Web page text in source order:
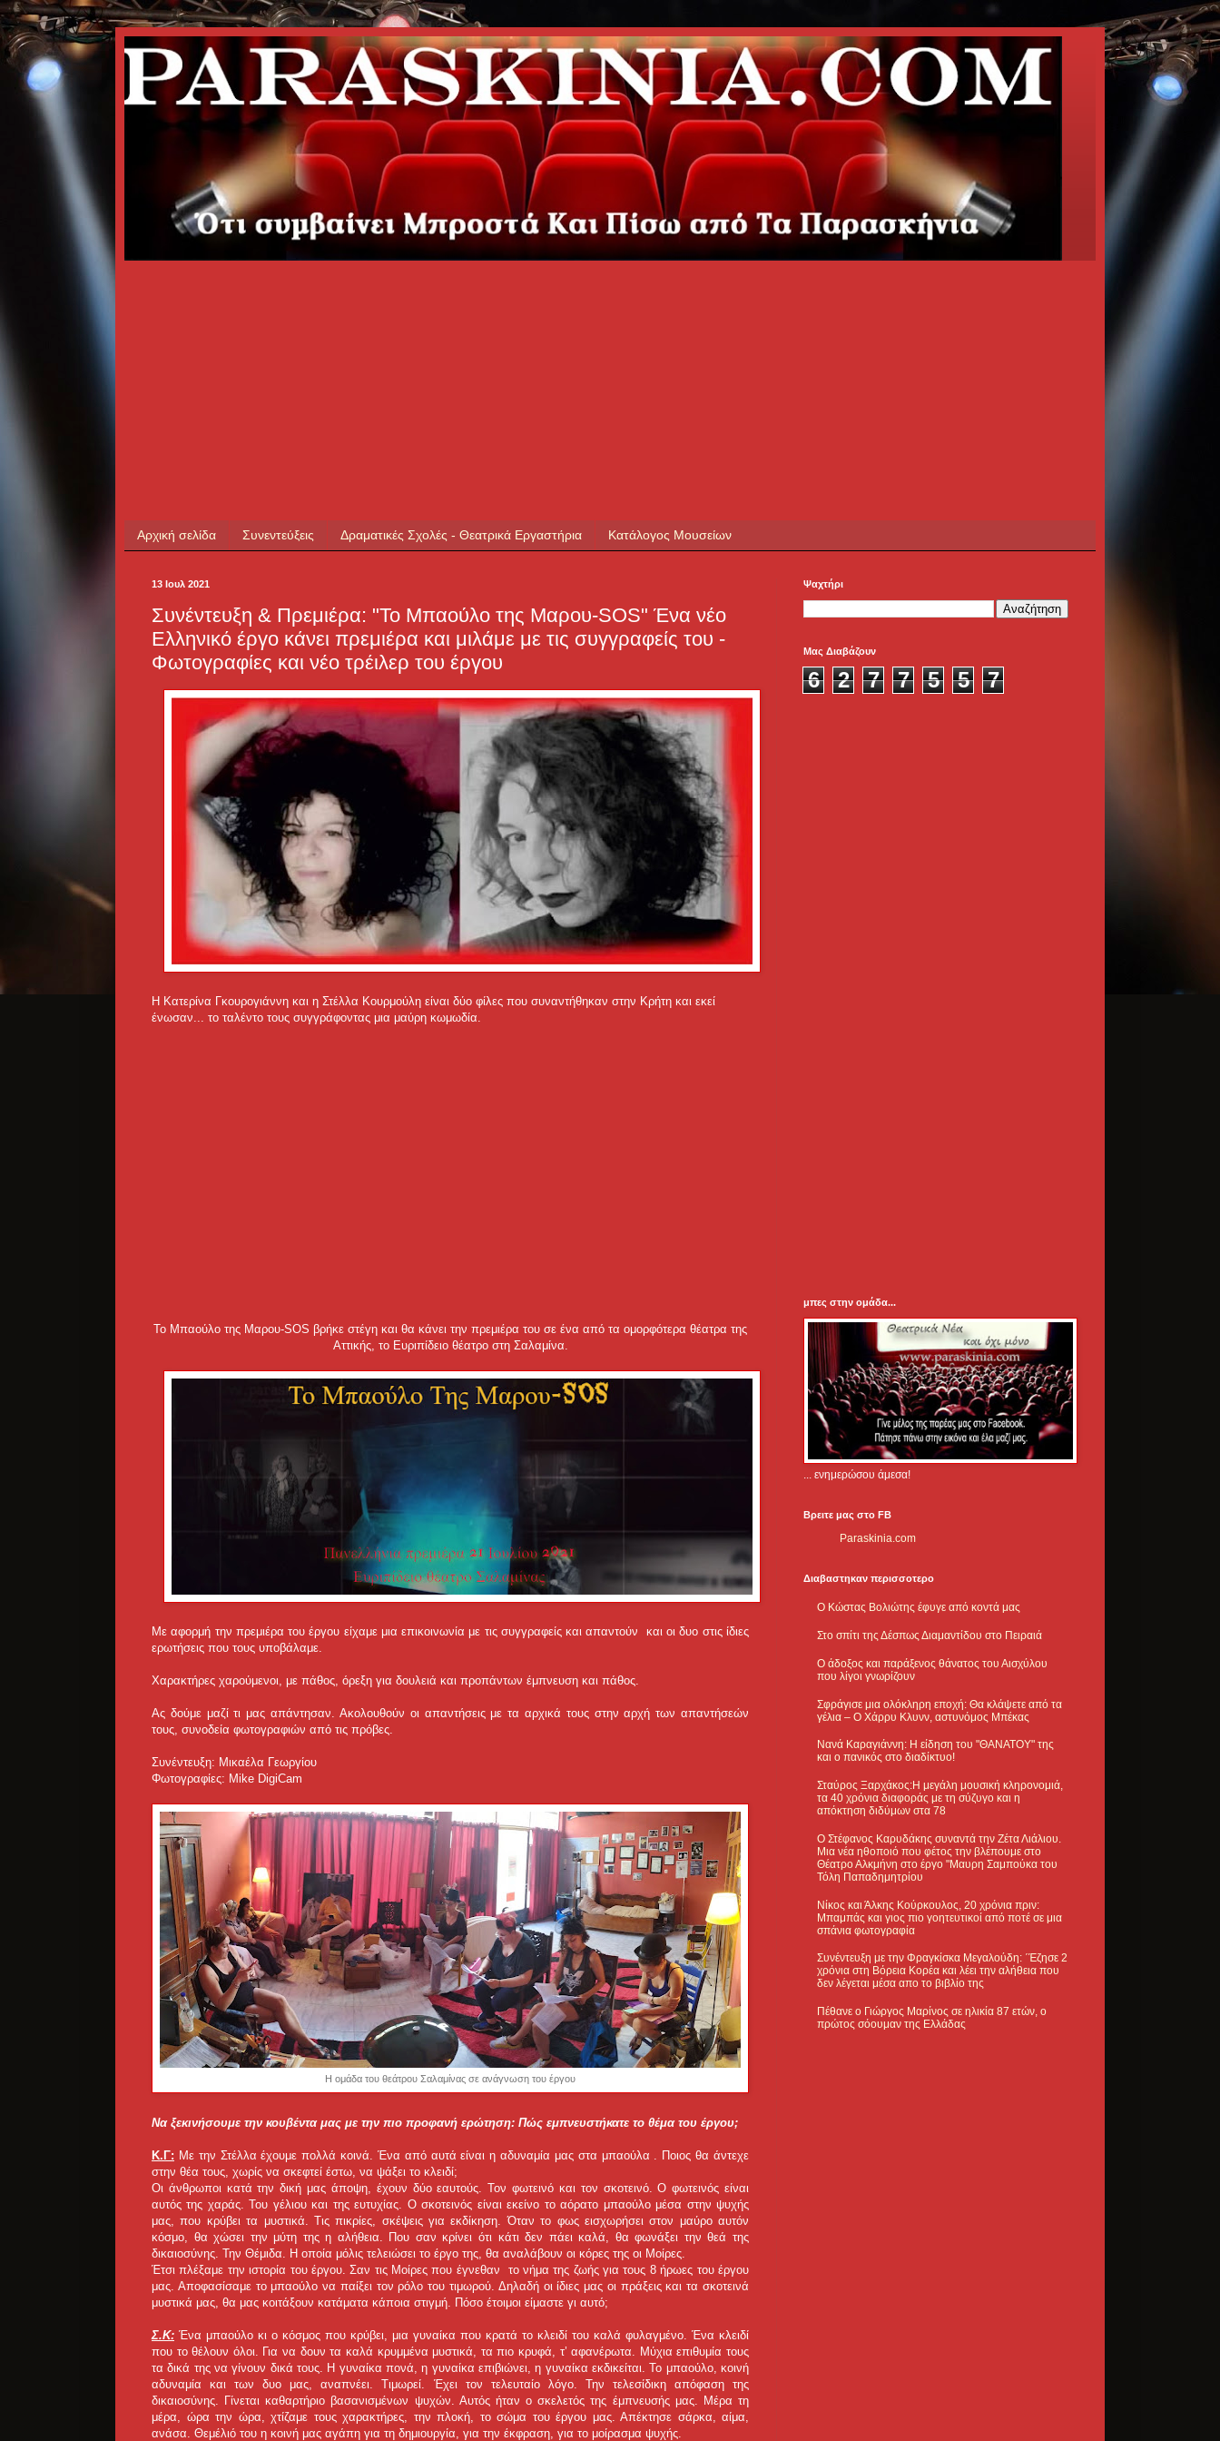
Αρχική σελίδα Συνεντεύξεις Δραματικές Σχολές - Θεατρικά Εργαστήρια Κατάλογος Μουσείων
13 Ιουλ 2021
Συνέντευξη & Πρεμιέρα: "Το Μπαούλο της Μαρου-SOS" Ένα νέο
Ελληνικό έργο κάνει πρεμιέρα και μιλάμε με τις συγγραφείς του -
Φωτογραφίες και νέο τρέιλερ του έργου
Η Κατερίνα Γκουρογιάννη και η Στέλλα Κουρμούλη είναι δύο φίλες που συναντήθηκαν στην Κρήτη και εκεί
ένωσαν... το ταλέντο τους συγγράφοντας μια μαύρη κωμωδία.
Το Μπαούλο της Μαρου-SOS βρήκε στέγη και θα κάνει την πρεμιέρα του σε ένα από τα ομορφότερα θέατρα της
Αττικής, το Ευριπίδειο θέατρο στη Σαλαμίνα.
Με αφορμή την πρεμιέρα του έργου είχαμε μια επικοινωνία με τις συγγραφείς και απαντούν καιοι δυο στις ίδιες
ερωτήσεις που τους υποβάλαμε.
Χαρακτήρες χαρούμενοι, με πάθος, όρεξη για δουλειά και προπάντων έμπνευση και πάθος.
Ας δούμε μαζί τι μας απάντησαν. Ακολουθούν οι απαντήσεις με τα αρχικά τους στην αρχή των απαντήσεών
τους, συνοδεία φωτογραφιών από τις πρόβες.
Συνέντευξη: Μικαέλα Γεωργίου
Φωτογραφίες: Mike DigiCam
Η ομάδα του θεάτρου Σαλαμίνας σε ανάγνωση του έργου
Να ξεκινήσουμε την κουβέντα μας με την πιο προφανή ερώτηση: Πώς εμπνευστήκατε το θέμα του έργου;
Κ.Γ: Με την Στέλλα έχουμε πολλά κοινά. Ένα από αυτά είναι η αδυναμία μας στα μπαούλα . Ποιος θα άντεχε
στην θέα τους, χωρίς να σκεφτεί έστω, να ψάξει το κλειδί;
Οι άνθρωποι κατά την δική μας άποψη, έχουν δύο εαυτούς. Τον φωτεινό και τον σκοτεινό. Ο φωτεινός είναι
αυτός της χαράς. Του γέλιου και της ευτυχίας. Ο σκοτεινός είναι εκείνο το αόρατο μπαούλο μέσα στην ψυχής
μας, που κρύβει τα μυστικά. Τις πικρίες, σκέψεις για εκδίκηση. Όταν το φως εισχωρήσει στον μαύρο αυτόν
κόσμο, θα χώσει την μύτη της η αλήθεια. Που σαν κρίνει ότι κάτι δεν πάει καλά, θα φωνάξει την θεά της
δικαιοσύνης. Την Θέμιδα. Η οποία μόλις τελειώσει το έργο της, θα αναλάβουν οι κόρες της οι Μοίρες.
Έτσι πλέξαμε την ιστορία του έργου. Σαν τις Μοίρες που έγνεθαν το νήμα της ζωής για τους 8 ήρωες του έργου
μας. Αποφασίσαμε το μπαούλο να παίξει τον ρόλο του τιμωρού. Δηλαδή οι ίδιες μας οι πράξεις και τα σκοτεινά
μυστικά μας, θα μας κοιτάξουν κατάματα κάποια στιγμή. Πόσο έτοιμοι είμαστε γι αυτό;
Σ.Κ: Ένα μπαούλο κι ο κόσμος που κρύβει, μια γυναίκα που κρατά το κλειδί του καλά φυλαγμένο. Ένα κλειδί
που το θέλουν όλοι. Για να δουν τα καλά κρυμμένα μυστικά, τα πιο κρυφά, τ’ αφανέρωτα. Μύχια επιθυμία τους
τα δικά της να γίνουν δικά τους. Η γυναίκα πονά, η γυναίκα επιβιώνει, η γυναίκα εκδικείται. Το μπαούλο, κοινή
αδυναμία και των δυο μας, αναπνέει. Τιμωρεί. Έχει τον τελευταίο λόγο. Την τελεσίδικη απόφαση της
δικαιοσύνης. Γίνεται καθαρτήριο βασανισμένων ψυχών. Αυτός ήταν ο σκελετός της έμπνευσής μας. Μέρα τη
μέρα, ώρα την ώρα, χτίζαμε τους χαρακτήρες, την πλοκή, το σώμα του έργου μας. Απέκτησε σάρκα, αίμα,
ανάσα. Θεμέλιό του η κοινή μας αγάπη για τη δημιουργία, για την έκφραση, για το μοίρασμα ψυχής.
Ψαχτήρι
Μας Διαβάζουν
6 2 7 7 5 5 7
μπες στην ομάδα...
... ενημερώσου άμεσα!
Βρειτε μας στο FB
Paraskinia.com
Διαβαστηκαν περισσοτερο
Ο Κώστας Βολιώτης έφυγε από κοντά μας
Στο σπίτι της Δέσπως Διαμαντίδου στο Πειραιά
Ο άδοξος και παράξενος θάνατος του Αισχύλου
που λίγοι γνωρίζουν
Σφράγισε μια ολόκληρη εποχή: Θα κλάψετε από τα
γέλια – Ο Χάρρυ Κλυνν, αστυνόμος Μπέκας
Νανά Καραγιάννη: Η είδηση του "ΘΑΝΑΤΟΥ" της
και ο πανικός στο διαδίκτυο!
Σταύρος Ξαρχάκος:Η μεγάλη μουσική κληρονομιά,
τα 40 χρόνια διαφοράς με τη σύζυγο και η
απόκτηση διδύμων στα 78
Ο Στέφανος Καρυδάκης συναντά την Ζέτα Λιάλιου.
Μια νέα ηθοποιό που φέτος την βλέπουμε στο
Θέατρο Αλκμήνη στο έργο "Μαυρη Σαμπούκα του
Τόλη Παπαδημητρίου
Νίκος και Άλκης Κούρκουλος, 20 χρόνια πριν:
Μπαμπάς και γιος πιο γοητευτικοί από ποτέ σε μια
σπάνια φωτογραφία
Συνέντευξη με την Φραγκίσκα Μεγαλούδη: ΄Έζησε 2
χρόνια στη Βόρεια Κορέα και λέει την αλήθεια που
δεν λέγεται μέσα απο το βιβλίο της
Πέθανε ο Γιώργος Μαρίνος σε ηλικία 87 ετών, ο
πρώτος σόουμαν της Ελλάδας